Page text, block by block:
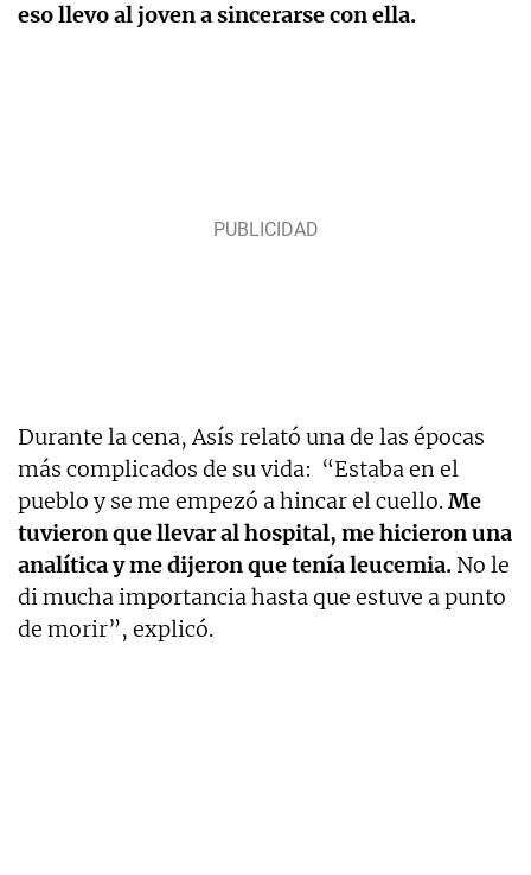
eso llevo al joven a sincerarse con ella.
Durante la cena, Asís relató una de las épocas
más complicados de su vida: “Estaba en el
pueblo y se me empezó a hincar el cuello.Me
tuvieron que llevar al hospital, me hicieron una
analítica y me dijeron que tenía leucemia. No le
di mucha importancia hasta que estuve a punto
de morir”, explicó.